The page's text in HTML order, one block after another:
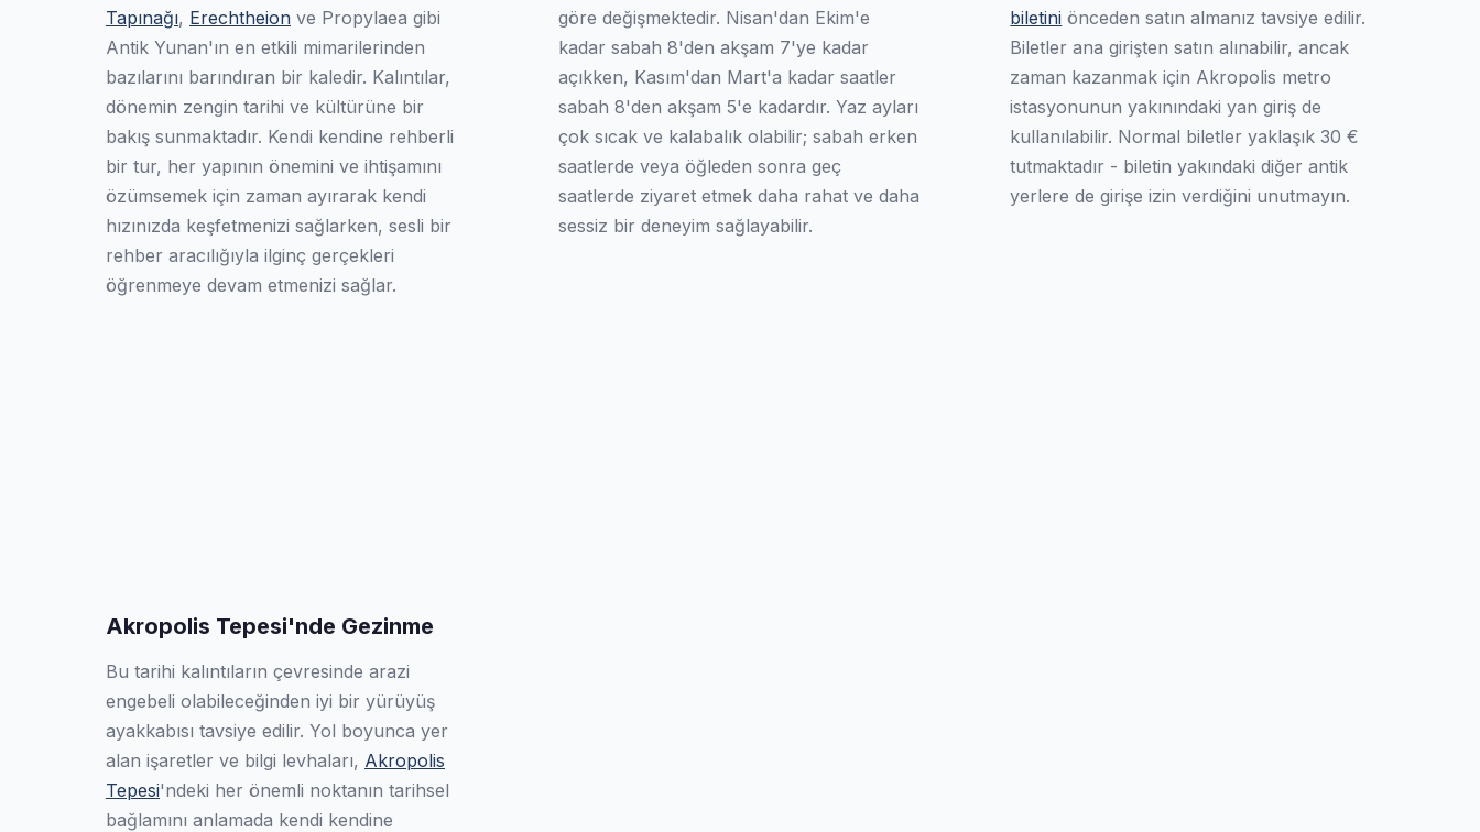
Tapınağı, Erechtheion ve Propylaea gibi
Antik Yunan'ın en etkili mimarilerinden
bazılarını barındıran bir kaledir. Kalıntılar,
dönemin zengin tarihi ve kültürüne bir
bakış sunmaktadır. Kendi kendine rehberli
bir tur, her yapının önemini ve ihtişamını
özümsemek için zaman ayırarak kendi
hızınızda keşfetmenizi sağlarken, sesli bir
rehber aracılığıyla ilginç gerçekleri
öğrenmeye devam etmenizi sağlar.
göre değişmektedir. Nisan'dan Ekim'e
kadar sabah 8'den akşam 7'ye kadar
açıkken, Kasım'dan Mart'a kadar saatler
sabah 8'den akşam 5'e kadardır. Yaz ayları
çok sıcak ve kalabalık olabilir; sabah erken
saatlerde veya öğleden sonra geç
saatlerde ziyaret etmek daha rahat ve daha
sessiz bir deneyim sağlayabilir.
biletini önceden satın almanız tavsiye edilir.
Biletler ana girişten satın alınabilir, ancak
zaman kazanmak için Akropolis metro
istasyonunun yakınındaki yan giriş de
kullanılabilir. Normal biletler yaklaşık 30 €
tutmaktadır - biletin yakındaki diğer antik
yerlere de girişe izin verdiğini unutmayın.
Akropolis Tepesi'nde Gezinme
Bu tarihi kalıntıların çevresinde arazi
engebeli olabileceğinden iyi bir yürüyüş
ayakkabısı tavsiye edilir. Yol boyunca yer
alan işaretler ve bilgi levhaları, Akropolis
Tepesi'ndeki her önemli noktanın tarihsel
bağlamını anlamada kendi kendine